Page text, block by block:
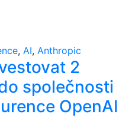
, AI, Anthropic
2
společnosti
OpenAI